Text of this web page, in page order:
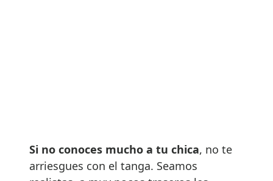
Si no conoces mucho a tu chica, no te
arriesgues con el tanga. Seamos